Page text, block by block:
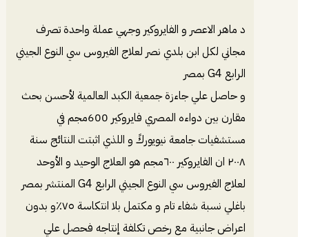
د ماهر اﻻعصر و الفايروكير وجهي عملة واحدة تصرف
مجاني لكل ابن بلدي نصر لعلاج الفيروس سي النوع الجيني
الرابع G4 بمصر
و حاصل علي جاءزة جمعية الكبد العالمية لأحسن بحث
مقارن بين دواءه المصري فايروكير 600مجم في
مستشفيات جامعة نيويوركً و اللذي اثبتت النتائج سنة
٢٠٠٨ ان الفايروكير ٦٠٠مجم هو العلاج الوحيد و الأوحد
لعلاج الفيروس سي النوع الجيني الرابع G4 المنتشر بمصر
باغلي نسبة شفاء تام و مكتمل بلا انتكاسة ٧٥٪و بدون
اعراض جانبية مع رخص تكلفة إنتاجه فحصل علي